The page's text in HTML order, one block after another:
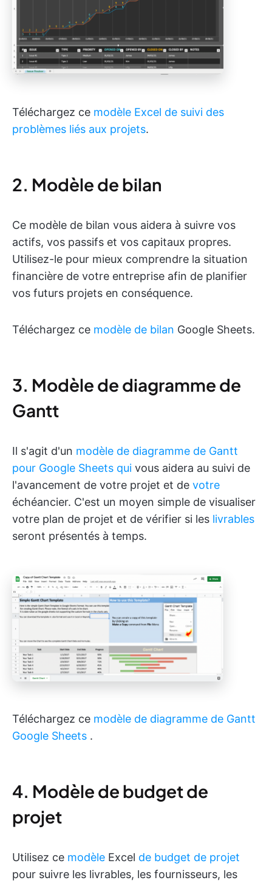
Téléchargez ce modèle Excel de suivi des
problèmes liés aux projets.
2. Modèle de bilan
Ce modèle de bilan vous aidera à suivre vos
actifs, vos passifs et vos capitaux propres.
Utilisez-le pour mieux comprendre la situation
financière de votre entreprise afin de planifier
vos futurs projets en conséquence.
Téléchargez ce modèle de bilan Google Sheets.
3. Modèle de diagramme de
Gantt
Il s'agit d'un modèle de diagramme de Gantt
pour Google Sheets qui vous aidera au suivi de
l'avancement de votre projet et de votre
échéancier. C'est un moyen simple de visualiser
votre plan de projet et de vérifier si les livrables
seront présentés à temps.
Téléchargez ce modèle de diagramme de Gantt
Google Sheets .
4. Modèle de budget de
projet
Utilisez ce modèle Excel de budget de projet
pour suivre les livrables, les fournisseurs, les